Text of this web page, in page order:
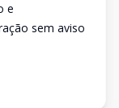
e
sem aviso